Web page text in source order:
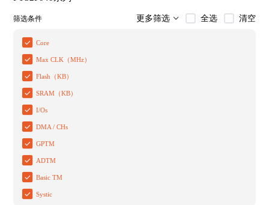
筛选条件 更多筛选 全选 清空
Core
Max CLK（MHz）
Flash（KB）
SRAM（KB）
I/Os
DMA / CHs
GPTM
ADTM
Basic TM
Systic